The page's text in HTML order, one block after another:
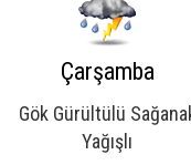
Çarşamba
Gök Gürültülü
Yağışlı